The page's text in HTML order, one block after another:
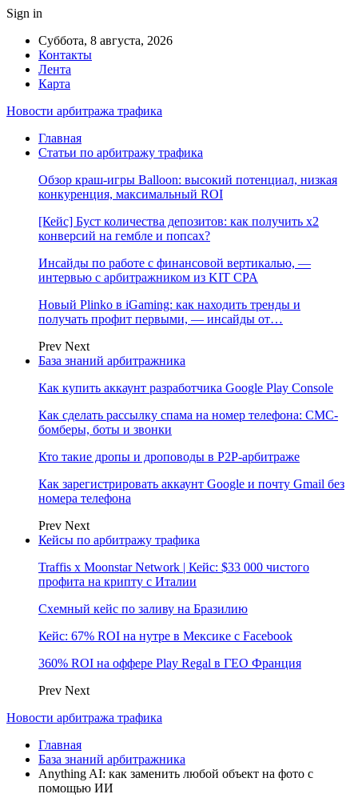
Sign in
Суббота, 8 августа, 2026
Контакты
Лента
Карта
Новости арбитража трафика
Главная
Статьи по арбитражу трафика
Обзор краш-игры Balloon: высокий потенциал, низкая
конкуренция, максимальный ROI
[Кейс] Буст количества депозитов: как получить х2
конверсий на гембле и попсах?
Инсайды по работе с финансовой вертикалью, —
интервью с арбитражником из KIT CPA
Новый Plinko в iGaming: как находить тренды и
получать профит первыми, — инсайды от…
Prev Next
База знаний арбитражника
Как купить аккаунт разработчика Google Play Console
Как сделать рассылку спама на номер телефона: СМС-
бомберы, боты и звонки
Кто такие дропы и дроповоды в P2P-арбитраже
Как зарегистрировать аккаунт Google и почту Gmail без
номера телефона
Prev Next
Кейсы по арбитражу трафика
Traffis x Moonstar Network | Кейс: $33 000 чистого
профита на крипту с Италии
Схемный кейс по заливу на Бразилию
Кейс: 67% ROI на нутре в Мексике с Facebook
360% ROI на оффере Play Regal в ГЕО Франция
Prev Next
Новости арбитража трафика
Главная
База знаний арбитражника
Anything AI: как заменить любой объект на фото с
помощью ИИ